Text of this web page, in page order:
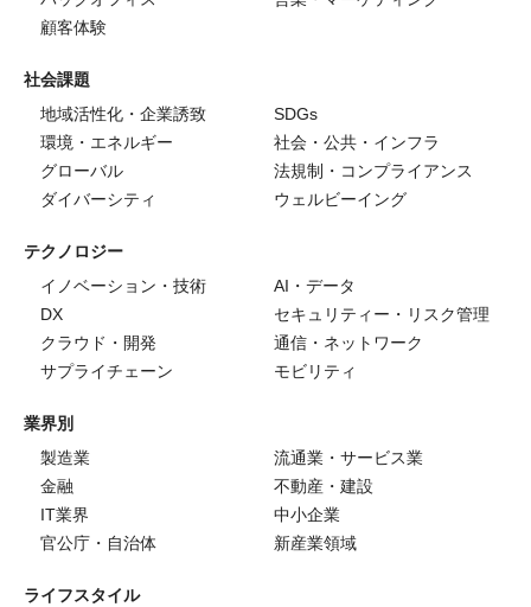
顧客体験
社会課題
地域活性化・企業誘致
SDGs
環境・エネルギー
社会・公共・インフラ
グローバル
法規制・コンプライアンス
ダイバーシティ
ウェルビーイング
テクノロジー
イノベーション・技術
AI・データ
DX
セキュリティー・リスク管理
クラウド・開発
通信・ネットワーク
サプライチェーン
モビリティ
業界別
製造業
流通業・サービス業
金融
不動産・建設
IT業界
中小企業
官公庁・自治体
新産業領域
ライフスタイル